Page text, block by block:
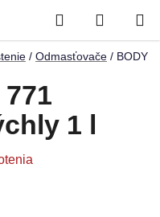
Hľadať
KOŠÍK
/ Odmasťovače / BODY
1 l